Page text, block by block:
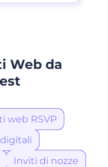
Web da
web RSVP
Inviti di nozze